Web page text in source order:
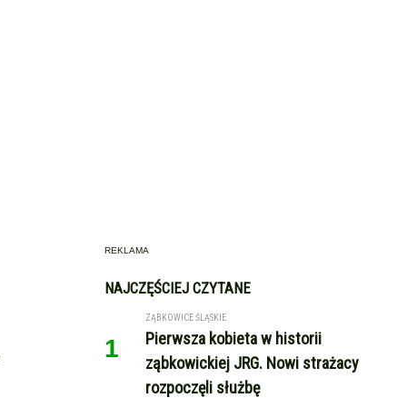
REKLAMA
NAJCZĘŚCIEJ CZYTANE
1
ZĄBKOWICE ŚLĄSKIE
Pierwsza kobieta w historii
ząbkowickiej JRG. Nowi strażacy
rozpoczęli służbę